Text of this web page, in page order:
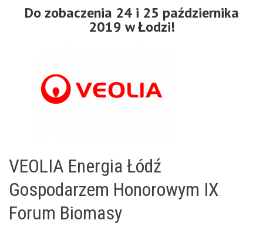
Do zobaczenia 24 i 25 października
2019 w Łodzi!
VEOLIA Energia Łódź
Gospodarzem Honorowym IX
Forum Biomasy